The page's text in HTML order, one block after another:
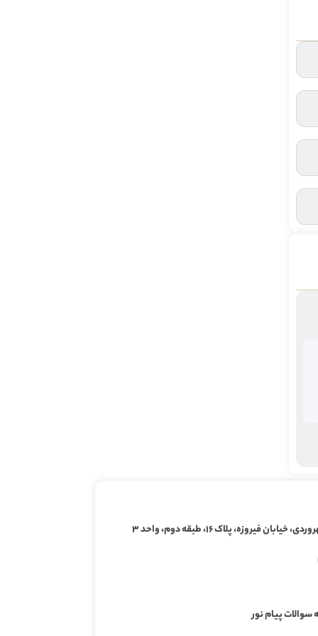
فیروزه، پلاک ۱۶، طبقه دوم، واحد ۳
سوالات پیام نور